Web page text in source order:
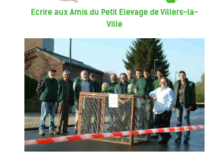
Ecrire aux Amis du Petit Elevage de Villers-la-
Ville